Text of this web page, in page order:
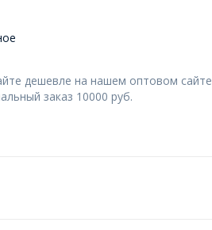
дешевле на нашем оптовом сайте
заказ 10000 руб.